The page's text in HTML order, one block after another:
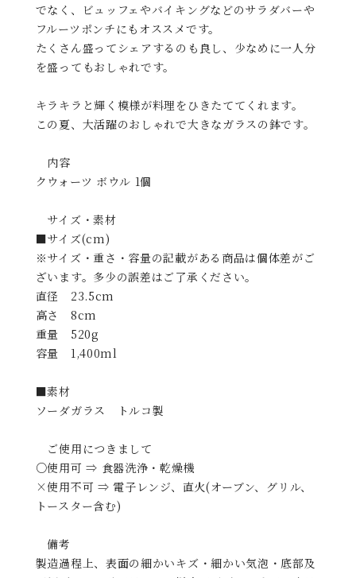
でなく、ビュッフェやバイキングなどのサラダバーや
フルーツポンチにもオススメです。
たくさん盛ってシェアするのも良し、少なめに一人分
を盛ってもおしゃれです。
キラキラと輝く模様が料理をひきたててくれます。
この夏、大活躍のおしゃれで大きなガラスの鉢です。
内容
クウォーツ ボウル 1個
サイズ・素材
■サイズ(cm)
※サイズ・重さ・容量の記載がある商品は個体差がご
ざいます。多少の誤差はご了承ください。
直径 23.5cm
高さ 8cm
重量 520g
容量 1,400ml
■素材
ソーダガラス トルコ製
ご使用につきまして
○使用可 ⇒ 食器洗浄・乾燥機
×使用不可 ⇒ 電子レンジ、直火(オーブン、グリル、
トースター含む)
備考
製造過程上、表面の細かいキズ・細かい気泡・底部及